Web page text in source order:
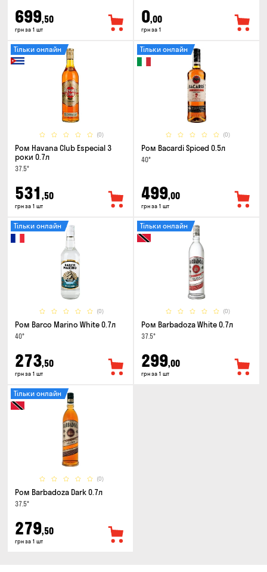
699,50
грн за 1 шт
0,00
грн за 1
(0)
Тільки онлайн
Ром Havana Club Especial 3
роки 0.7л
37.5°
531 ,50
грн за 1 шт
(0)
Тільки онлайн
Ром Bacardi Spiced 0.5л
40°
499,00
грн за 1 шт
(0)
Тільки онлайн
Ром Barco Marino White 0.7л
40°
273,50
грн за 1 шт
(0)
Тільки онлайн
Ром Barbadoza White 0.7л
37.5°
299,00
грн за 1 шт
(0)
Тільки онлайн
Ром Barbadoza Dark 0.7л
37.5°
279,50
грн за 1 шт